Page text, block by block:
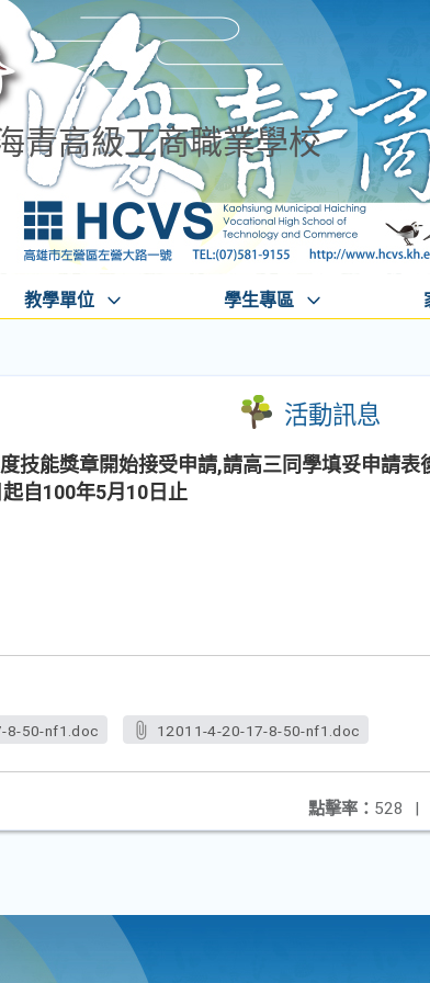
青高級工商職業學校
教學單位 學生專區
活動訊息
技能獎章開始接受申請,請高三同學填妥申請
自100年5月10日止
8-50-nf1.doc 12011-4-20-17-8-50-nf1.doc
點擊率： 528 |